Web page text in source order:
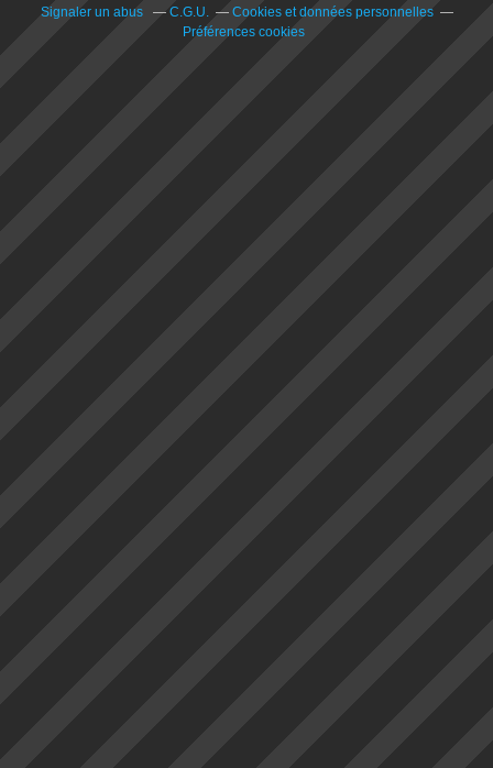
Signaler un abus C.G.U.
Cookies et données personnelles
Préférences cookies